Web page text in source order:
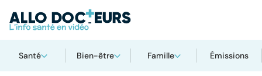
Santé Bien-être Famille Émissions